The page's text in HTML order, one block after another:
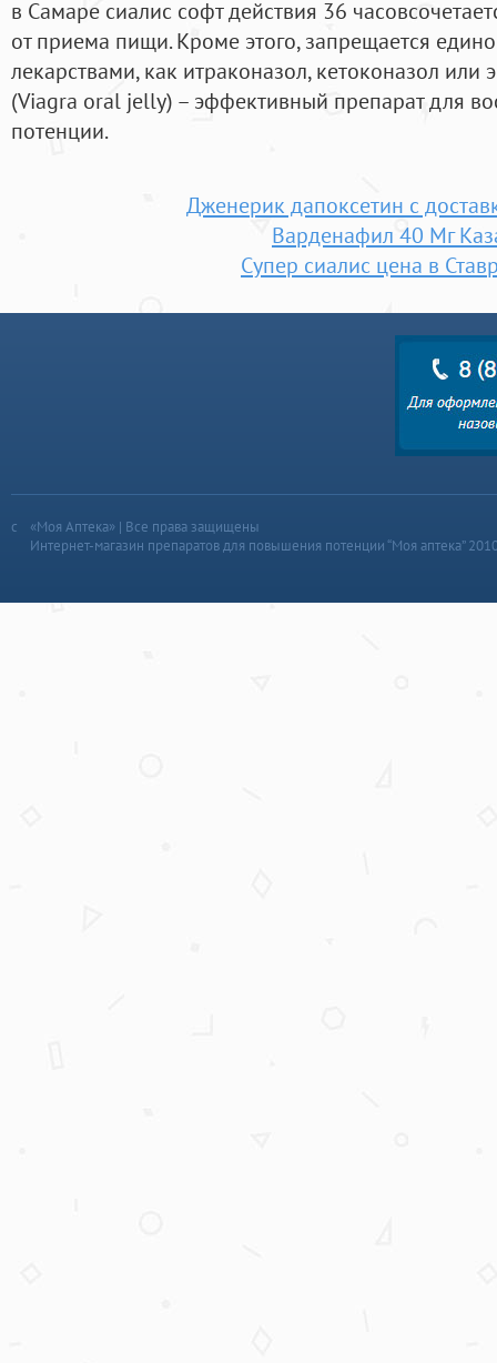
в Самаре сиалис софт действия 36
от приема пищи. Кроме этого, запрещается
лекарствами, как итраконазол, кетоконазол или
(Viagra oral jelly) – эффективный препарат для
потенции.
Дженерик дапоксетин с
Варденафил 40 Мг
Супер сиалис цена в
«Моя Аптека» | Все права защищены
Интернет-магазин препаратов для повышения потенции “Моя аптека”